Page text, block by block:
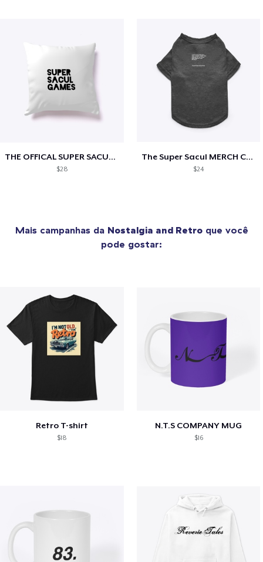
THE OFFICAL SUPER SACUL MERCH!!!
$28
The Super Sacul MERCH Collection!
$24
Mais campanhas da Nostalgia and Retroque você
pode gostar:
Retro T-shirt
$18
N.T.S COMPANY MUG
$16